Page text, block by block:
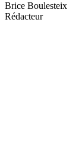
Brice Boulesteix
Rédacteur